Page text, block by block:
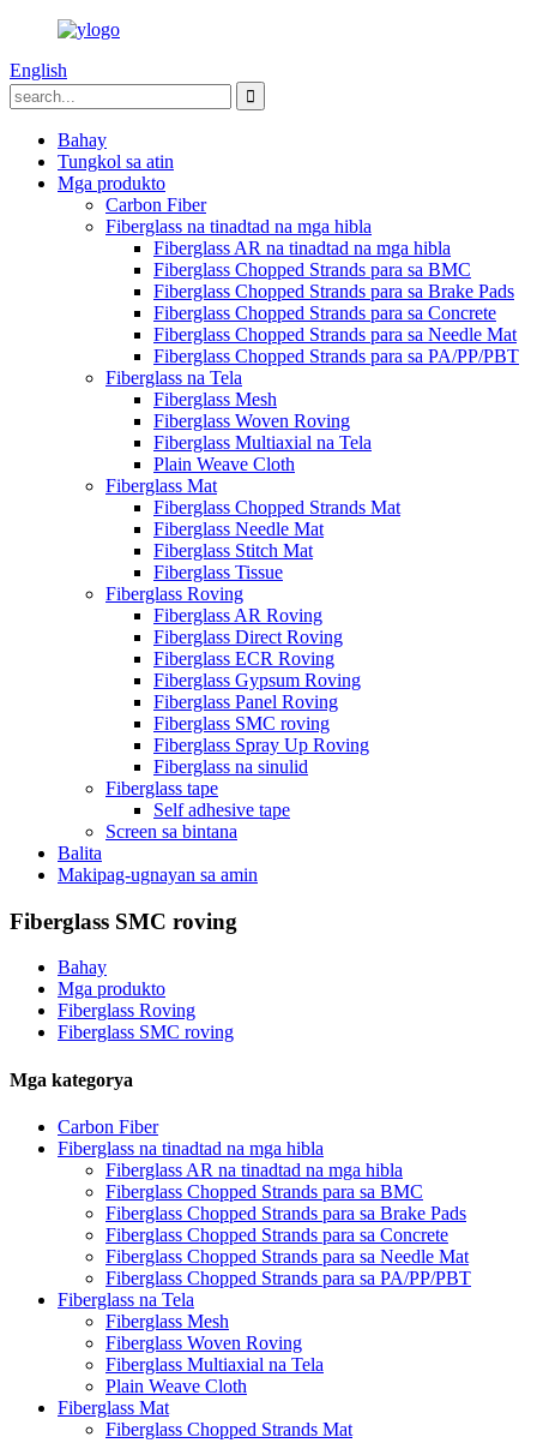
English
Bahay
Tungkol sa atin
Mga produkto
Carbon Fiber
Fiberglass na tinadtad na mga hibla
Fiberglass AR na tinadtad na mga hibla
Fiberglass Chopped Strands para sa BMC
Fiberglass Chopped Strands para sa Brake Pads
Fiberglass Chopped Strands para sa Concrete
Fiberglass Chopped Strands para sa Needle Mat
Fiberglass Chopped Strands para sa PA/PP/PBT
Fiberglass na Tela
Fiberglass Mesh
Fiberglass Woven Roving
Fiberglass Multiaxial na Tela
Plain Weave Cloth
Fiberglass Mat
Fiberglass Chopped Strands Mat
Fiberglass Needle Mat
Fiberglass Stitch Mat
Fiberglass Tissue
Fiberglass Roving
Fiberglass AR Roving
Fiberglass Direct Roving
Fiberglass ECR Roving
Fiberglass Gypsum Roving
Fiberglass Panel Roving
Fiberglass SMC roving
Fiberglass Spray Up Roving
Fiberglass na sinulid
Fiberglass tape
Self adhesive tape
Screen sa bintana
Balita
Makipag-ugnayan sa amin
Fiberglass SMC roving
Bahay
Mga produkto
Fiberglass Roving
Fiberglass SMC roving
Mga kategorya
Carbon Fiber
Fiberglass na tinadtad na mga hibla
Fiberglass AR na tinadtad na mga hibla
Fiberglass Chopped Strands para sa BMC
Fiberglass Chopped Strands para sa Brake Pads
Fiberglass Chopped Strands para sa Concrete
Fiberglass Chopped Strands para sa Needle Mat
Fiberglass Chopped Strands para sa PA/PP/PBT
Fiberglass na Tela
Fiberglass Mesh
Fiberglass Woven Roving
Fiberglass Multiaxial na Tela
Plain Weave Cloth
Fiberglass Mat
Fiberglass Chopped Strands Mat